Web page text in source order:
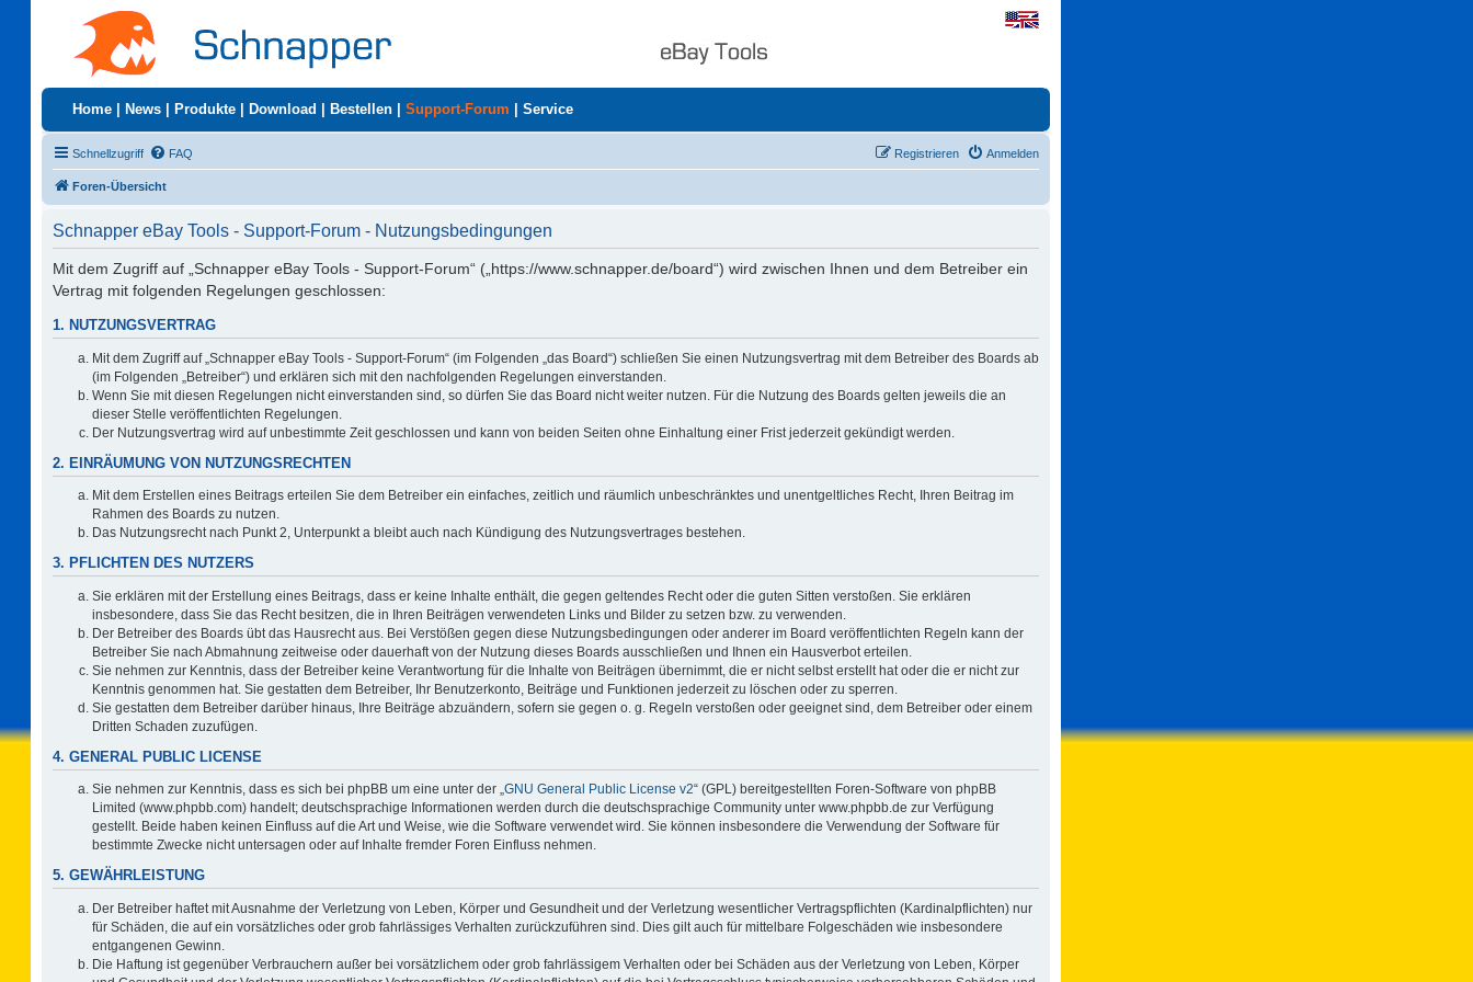
Home News Produkte Download Bestellen Support-Forum Service
Schnellzugriff FAQ Anmelden
Registrieren
Foren-Übersicht
Schnapper eBay Tools - Support-Forum - Nutzungsbedingungen
Mit dem Zugriff auf „Schnapper eBay Tools - Support-Forum“ („https://www.schnapper.de/board“) wird zwischen Ihnen und dem Betreiber ein
Vertrag mit folgenden Regelungen geschlossen:
1. NUTZUNGSVERTRAG
Mit dem Zugriff auf „Schnapper eBay Tools - Support-Forum“ (im Folgenden „das Board“) schließen Sie einen Nutzungsvertrag mit dem Betreiber des Boards ab
(im Folgenden „Betreiber“) und erklären sich mit den nachfolgenden Regelungen einverstanden.
Wenn Sie mit diesen Regelungen nicht einverstanden sind, so dürfen Sie das Board nicht weiter nutzen. Für die Nutzung des Boards gelten jeweils die an
dieser Stelle veröffentlichten Regelungen.
Der Nutzungsvertrag wird auf unbestimmte Zeit geschlossen und kann von beiden Seiten ohne Einhaltung einer Frist jederzeit gekündigt werden.
2. EINRÄUMUNG VON NUTZUNGSRECHTEN
Mit dem Erstellen eines Beitrags erteilen Sie dem Betreiber ein einfaches, zeitlich und räumlich unbeschränktes und unentgeltliches Recht, Ihren Beitrag im
Rahmen des Boards zu nutzen.
Das Nutzungsrecht nach Punkt 2, Unterpunkt a bleibt auch nach Kündigung des Nutzungsvertrages bestehen.
3. PFLICHTEN DES NUTZERS
Sie erklären mit der Erstellung eines Beitrags, dass er keine Inhalte enthält, die gegen geltendes Recht oder die guten Sitten verstoßen. Sie erklären
insbesondere, dass Sie das Recht besitzen, die in Ihren Beiträgen verwendeten Links und Bilder zu setzen bzw. zu verwenden.
Der Betreiber des Boards übt das Hausrecht aus. Bei Verstößen gegen diese Nutzungsbedingungen oder anderer im Board veröffentlichten Regeln kann der
Betreiber Sie nach Abmahnung zeitweise oder dauerhaft von der Nutzung dieses Boards ausschließen und Ihnen ein Hausverbot erteilen.
Sie nehmen zur Kenntnis, dass der Betreiber keine Verantwortung für die Inhalte von Beiträgen übernimmt, die er nicht selbst erstellt hat oder die er nicht zur
Kenntnis genommen hat. Sie gestatten dem Betreiber, Ihr Benutzerkonto, Beiträge und Funktionen jederzeit zu löschen oder zu sperren.
Sie gestatten dem Betreiber darüber hinaus, Ihre Beiträge abzuändern, sofern sie gegen o. g. Regeln verstoßen oder geeignet sind, dem Betreiber oder einem
Dritten Schaden zuzufügen.
4. GENERAL PUBLIC LICENSE
Sie nehmen zur Kenntnis, dass es sich bei phpBB um eine unter der „GNU General Public License v2“ (GPL) bereitgestellten Foren-Software von phpBB
Limited (www.phpbb.com) handelt; deutschsprachige Informationen werden durch die deutschsprachige Community unter www.phpbb.de zur Verfügung
gestellt. Beide haben keinen Einfluss auf die Art und Weise, wie die Software verwendet wird. Sie können insbesondere die Verwendung der Software für
bestimmte Zwecke nicht untersagen oder auf Inhalte fremder Foren Einfluss nehmen.
5. GEWÄHRLEISTUNG
Der Betreiber haftet mit Ausnahme der Verletzung von Leben, Körper und Gesundheit und der Verletzung wesentlicher Vertragspflichten (Kardinalpflichten) nur
für Schäden, die auf ein vorsätzliches oder grob fahrlässiges Verhalten zurückzuführen sind. Dies gilt auch für mittelbare Folgeschäden wie insbesondere
entgangenen Gewinn.
Die Haftung ist gegenüber Verbrauchern außer bei vorsätzlichem oder grob fahrlässigem Verhalten oder bei Schäden aus der Verletzung von Leben, Körper